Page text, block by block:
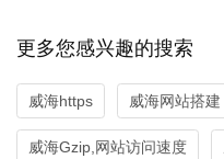
更多您感兴趣的搜索
威海https 威海网站搭建
威海Gzip,网站访问速度